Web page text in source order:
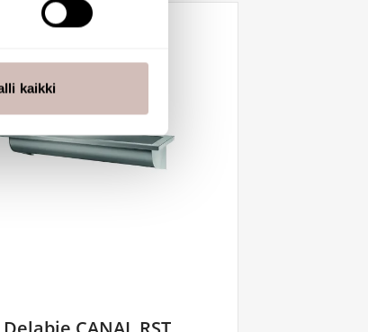
alan
muihin tietoihin, joita
kaikki